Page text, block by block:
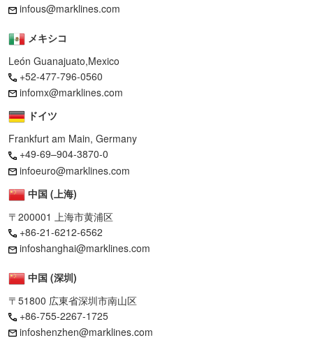
infous@marklines.com
メキシコ
León Guanajuato,Mexico
+52-477-796-0560
infomx@marklines.com
ドイツ
Frankfurt am Main, Germany
+49-69–904-3870-0
infoeuro@marklines.com
中国 (上海)
〒200001 上海市黄浦区
+86-21-6212-6562
infoshanghai@marklines.com
中国 (深圳)
〒51800 広東省深圳市南山区
+86-755-2267-1725
infoshenzhen@marklines.com